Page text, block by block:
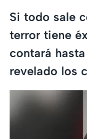
Si todo sale
terror tiene
contará
revelado los